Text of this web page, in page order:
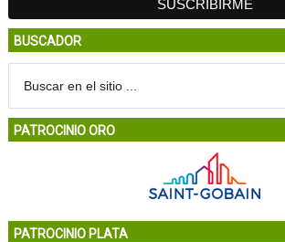
BUSCADOR
PATROCINIO ORO
PATROCINIO PLATA